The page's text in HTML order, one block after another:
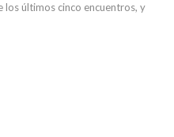
los últimos cinco encuentros, y